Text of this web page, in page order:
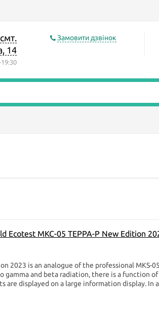
14
Замовити дзвінок
Ecotest МКС-05 TEPPA-P New Edition
2023 is an analogue of the professional MKS-
gamma and beta radiation, there is a function of
are displayed on a large information display. In